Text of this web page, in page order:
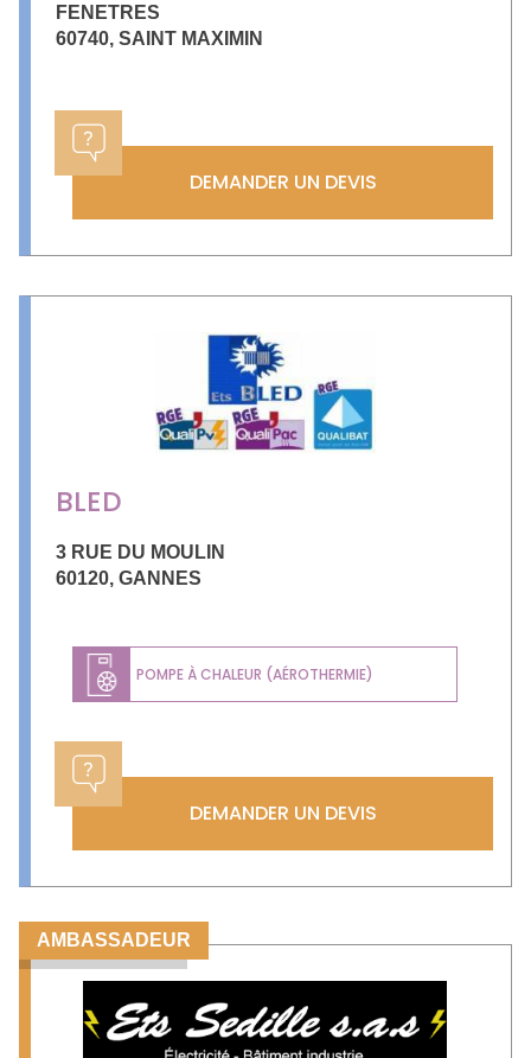
FENETRES
60740, SAINT MAXIMIN
DEMANDER UN DEVIS
BLED
3 RUE DU MOULIN
60120, GANNES
POMPE À CHALEUR (AÉROTHERMIE)
DEMANDER UN DEVIS
AMBASSADEUR